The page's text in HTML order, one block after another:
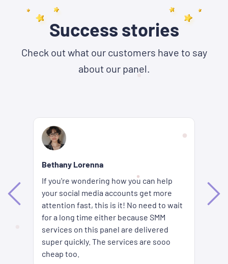
Success stories
Check out what our customers have to say
about our panel.
Bethany Lorenna
If you're wondering how you can help
your social media accounts get more
attention fast, this is it! No need to wait
for a long time either because SMM
services on this panel are delivered
super quickly. The services are sooo
cheap too.